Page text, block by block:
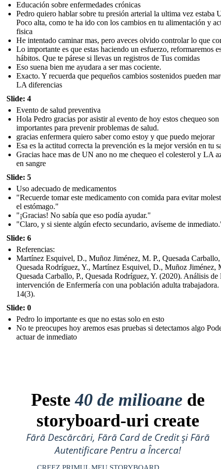
Educación sobre enfermedades crónicas
Pedro quiero hablar sobre tu presión arterial la ultima vez estaba
Poco alta, como te ha ido con los cambios en tu alimentación y
fisica
He intentado caminar mas, pero aveces olvido controlar lo que
Lo importante es que estas haciendo un esfuerzo, reformaremos
hábitos. Que te párese si llevas un registros de Tus comidas
Eso suena bien me ayudara a ser mas cociente.
Exacto. Y recuerda que pequeños cambios sostenidos pueden
LA diferencias
Slide: 4
Evento de salud preventiva
Hola Pedro gracias por asistir al evento de hoy estos chequeo son
importantes para prevenir problemas de salud.
gracias enfermera quiero saber como estoy y que puedo mejorar
Esa es la actitud correcta la prevención es la mejor versión en tu
Gracias hace mas de UN ano no me chequeo el colesterol y LA
en sangre
Slide: 5
Uso adecuado de medicamentos
"Recuerde tomar este medicamento con comida para evitar
el estómago."
"¡Gracias! No sabía que eso podía ayudar."
"Claro, y si siente algún efecto secundario, avíseme de
Slide: 6
Referencias:
Martínez Esquivel, D., Muñoz Jiménez, M. P., Quesada Carballo,
Quesada Rodríguez, Y., Martínez Esquivel, D., Muñoz Jiménez,
Quesada Carballo, P., Quesada Rodríguez, Y. (2020). Análisis de
intervención de Enfermería con una población adulta trabajadora.
14(3).
Slide: 0
Pedro lo importante es que no estas solo en esto
No te preocupes hoy aremos esas pruebas si detectamos algo
actuar de inmediato
Peste40 de milioane de
storyboard-uri create
Fără Descărcări, Fără Card de Credit și Fără
Autentificare Pentru a Încerca!